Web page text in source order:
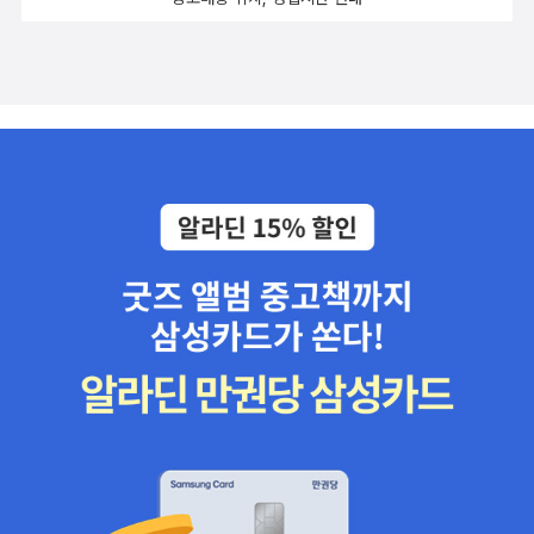
르지만 그렇게 쉽게 될 리가 없다.아 능력을 자주 사용하면 그의 존재
가 더욱 알려지는 위험마저 생길 수 있다.악당들은 개인이라고 하지
만 막강한 권력을 등지거나 거대한 폭력을 동원할 수 있다.실제 우리
는 권력 등에 의해 범죄 사실이 덮이거나 사라지는 것을 현실에서 봤
다.책 소개를 보면 표현 등만 다듬은 것 같은데 다시 한 번 시리즈의
필요를 느낀다.이 매력적인 능력과 캐릭터를 그대로 둔다는 것은 너
무나도 아쉽다.
을 따라가는 빠른 전개 속에서숨가쁘게 미스터리의 전말들을 풀어헤
상은 너무나도 참혹해서 이창으로 하여금 어떤 선택을 해야 할지 알
가 너무나도 단순명쾌해서 조금의 위화감이나 거부감 없이 읽을 수
무나도 간절하지만 조카를 살리려면 누군가가 ‘그릇’이 돼야 한다는
사실에 절망하는 이창의 이야기는 적절한 비율로 배합된 판타지와 미
독자의 눈길을 사로잡습니다. (두 주인공의 첫 만남이 너무 쉽고 안이
역할도 잘 설정돼서 끝까지 두 주인공과 엎치락뒤치락하며 롤러코스